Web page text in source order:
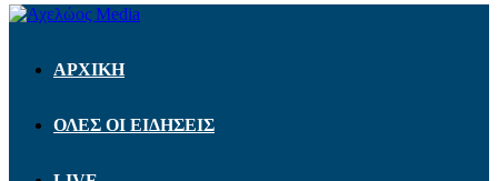
ΑΡΧΙΚΗ
ΟΛΕΣ ΟΙ ΕΙΔΗΣΕΙΣ